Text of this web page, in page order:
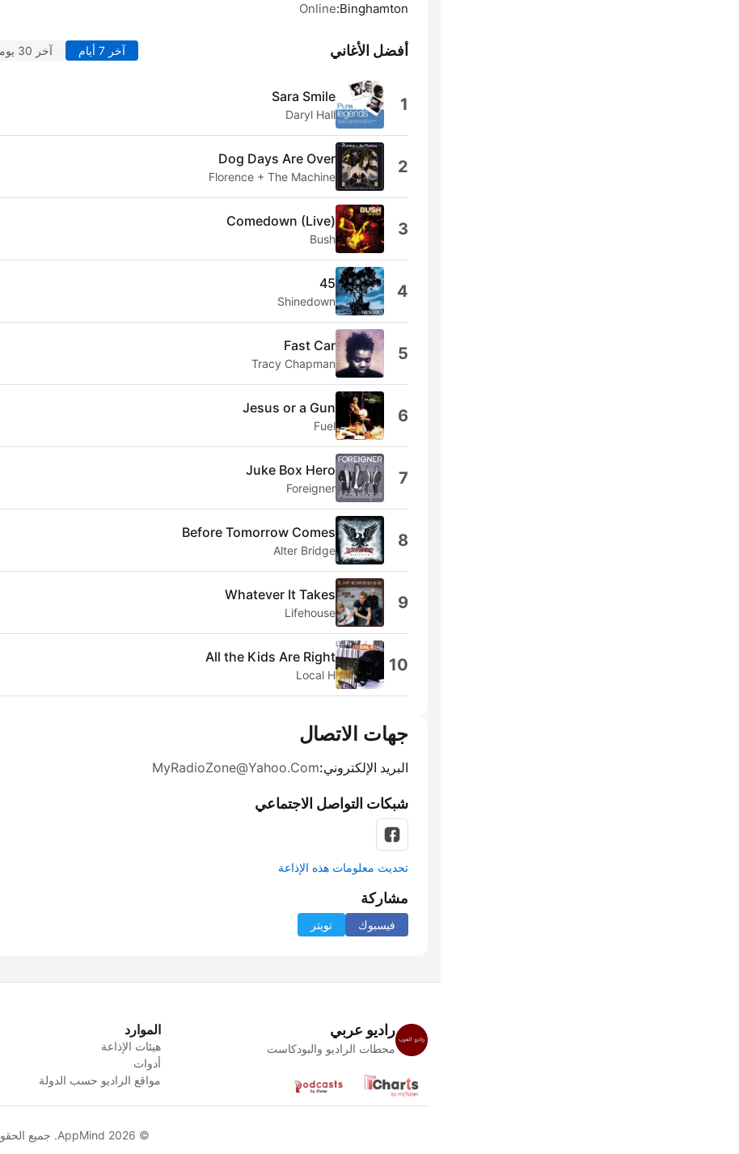
Binghamton:
Online
أفضل الأغاني آخر 7 أيام آخر 30 يوماً
1
Sara Smile
Daryl Hall
2
Dog Days Are Over
Florence + The Machine
3
Comedown (Live)
Bush
4
45
Shinedown
5
Fast Car
Tracy Chapman
6
Jesus or a Gun
Fuel
7
Juke Box Hero
Foreigner
8
Before Tomorrow Comes
Alter Bridge
9
Whatever It Takes
Lifehouse
10
All the Kids Are Right
Local H
جهات الاتصال
البريد الإلكتروني:MyRadioZone@Yahoo.Com
شبكات التواصل الاجتماعي
تحديث معلومات هذه الإذاعة
مشاركة
فيسبوك تويتر
راديو عربي
محطات الراديو والبودكاست
الموارد
هيئات الإذاعة
أدوات
مواقع الراديو حسب الدولة
© AppMind 2026. جميع الحقوق محفوظة.